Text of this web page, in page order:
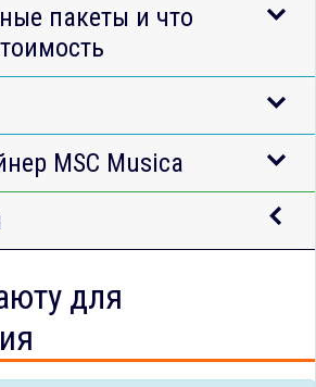
пакеты и что
MSC Musica
для